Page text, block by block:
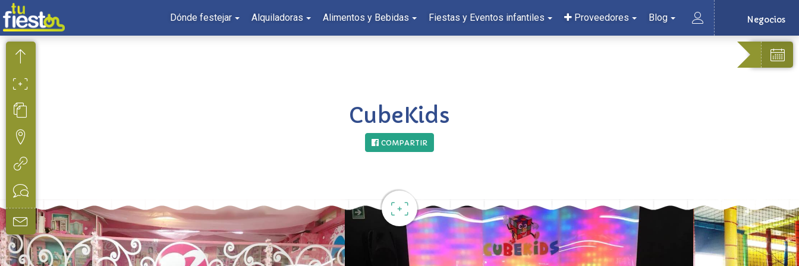
Negocios
Dónde festejar Alquiladoras Alimentos y Bebidas Fiestas y Eventos infantiles Proveedores Blog
CubeKids
COMPARTIR